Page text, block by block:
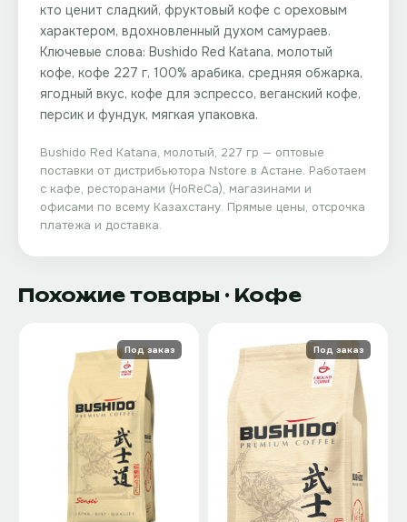
кто ценит сладкий, фруктовый кофе с ореховым
характером, вдохновленный духом самураев.
Ключевые слова: Bushido Red Katana, молотый
кофе, кофе 227 г, 100% арабика, средняя обжарка,
ягодный вкус, кофе для эспрессо, веганский кофе,
персик и фундук, мягкая упаковка.
Bushido Red Katana, молотый, 227 гр — оптовые
поставки от дистрибьютора Nstore в Астане. Работаем
с кафе, ресторанами (HoReCa), магазинами и
офисами по всему Казахстану. Прямые цены, отсрочка
платежа и доставка.
Похожие товары · Кофе
Под заказ Под заказ